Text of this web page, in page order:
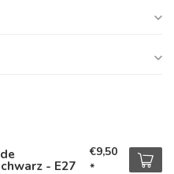
- E27
€9,50
*